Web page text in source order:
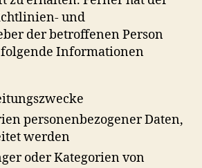
und
der betroffenen Person
Informationen
personenbezogener Daten,
werden
oder Kategorien von